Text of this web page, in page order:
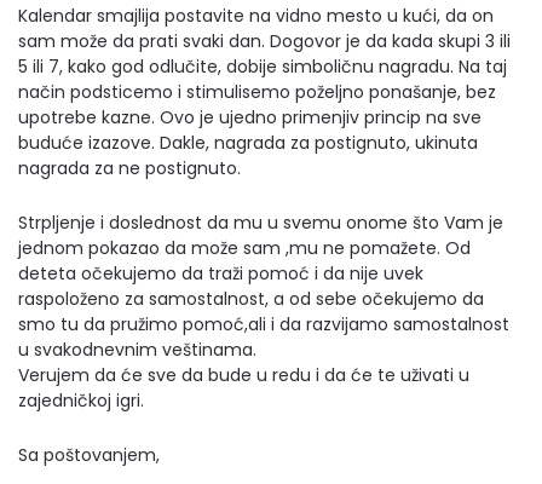
Kalendar smajlija postavite na vidno mesto u kući, da on
sam može da prati svaki dan. Dogovor je da kada skupi 3 ili
5 ili 7, kako god odlučite, dobije simboličnu nagradu. Na taj
način podsticemo i stimulisemo poželjno ponašanje, bez
upotrebe kazne. Ovo je ujedno primenjiv princip na sve
buduće izazove. Dakle, nagrada za postignuto, ukinuta
nagrada za ne postignuto.
Strpljenje i doslednost da mu u svemu onome što Vam je
jednom pokazao da može sam ,mu ne pomažete. Od
deteta očekujemo da traži pomoć i da nije uvek
raspoloženo za samostalnost, a od sebe očekujemo da
smo tu da pružimo pomoć,ali i da razvijamo samostalnost
u svakodnevnim veštinama.
Verujem da će sve da bude u redu i da će te uživati u
zajedničkoj igri.
Sa poštovanjem,